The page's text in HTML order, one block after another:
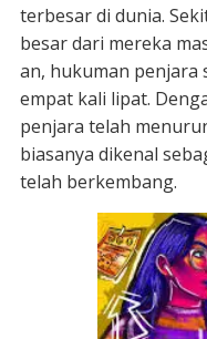
terbesar di dunia.
besar dari mereka
an, hukuman
empat kali lipat.
penjara telah
biasanya dikenal
telah berkembang.